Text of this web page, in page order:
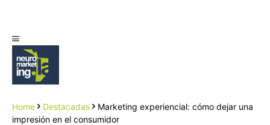
Home Destacadas
Marketing experiencial: cómo dejar una
impresión en el consumidor